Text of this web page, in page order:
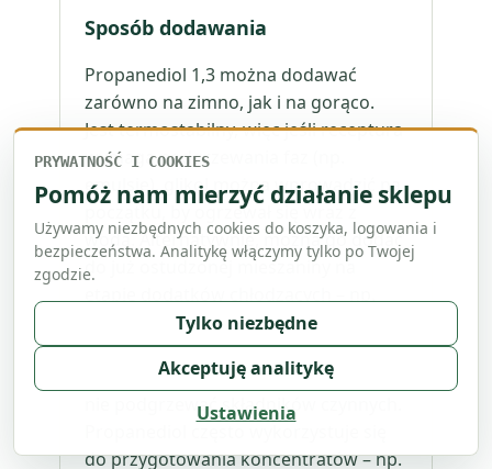
Sposób dodawania
Propanediol 1,3 można dodawać
zarówno na zimno, jak i na gorąco.
Jest termostabilny, więc jeśli receptura
wymaga podgrzewania faz (np.
emulsje), glikol można wprowadzić na
początku, by ogrzewał się wraz z
wodą. Alternatywnie, można go dodać
do już ostudzonej mieszaniny na
gdy wrażliwe składniki aktywne
rozpuszczamy w propanediolu, lepiej
dodać taką mieszankę pod koniec, by
nie podgrzewać składników czynnych.
do przygotowania koncentratów – np.
PRYWATNOŚĆ I COOKIES
Pomóż nam mierzyć działanie sklepu
Używamy niezbędnych cookies do koszyka, logowania i
bezpieczeństwa. Analitykę włączymy tylko po Twojej
zgodzie.
Tylko niezbędne
Akceptuję analitykę
Ustawienia